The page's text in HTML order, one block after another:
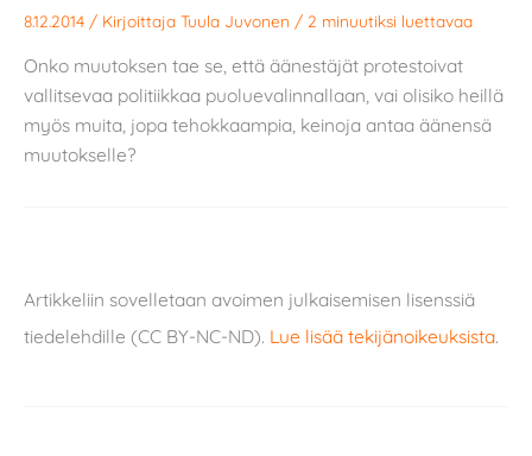
8.12.2014 / Kirjoittaja Tuula Juvonen / 2 minuutiksi luettavaa
Onko muutoksen tae se, että äänestäjät protestoivat
vallitsevaa politiikkaa puoluevalinnallaan, vai olisiko heillä
myös muita, jopa tehokkaampia, keinoja antaa äänensä
muutokselle?
Artikkeliin sovelletaan avoimen julkaisemisen lisenssiä
tiedelehdille (CC BY-NC-ND). Lue lisää tekijänoikeuksista.